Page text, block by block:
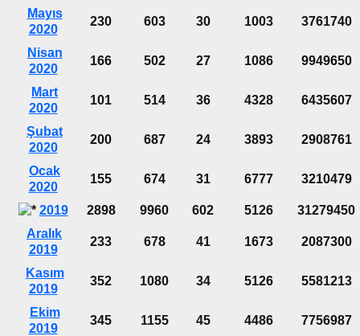
Mayıs
2020
230 603 30 1003 3761740
Nisan
2020
166 502 27 1086 9949650
Mart
2020
101 514 36 4328 6435607
Şubat
2020
200 687 24 3893 2908761
Ocak
2020
155 674 31 6777 3210479
2019 2898 9960 602 5126
31279450
Aralık
2019
233 678 41 1673 2087300
Kasım
2019
352 1080 34 5126 5581213
Ekim
2019
345 1155 45 4486 7756987